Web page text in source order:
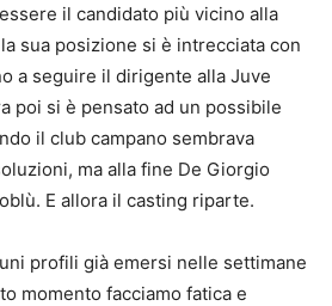
il candidato più vicino alla
sua posizione si è intrecciata con
a seguire il dirigente alla Juve
poi si è pensato ad un possibile
il club campano sembrava
ma alla fine De Giorgio
E allora il casting riparte.
profili già emersi nelle settimane
momento facciamo fatica e